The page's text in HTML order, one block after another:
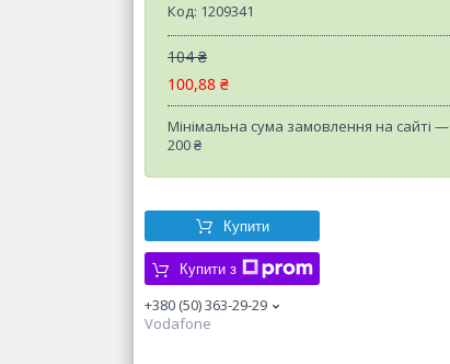
Код: 1209341
104 ₴
100,88 ₴
Мінімальна сума замовлення на сайті —
200 ₴
Купити
Купити з
+380 (50) 363-29-29
Vodafone